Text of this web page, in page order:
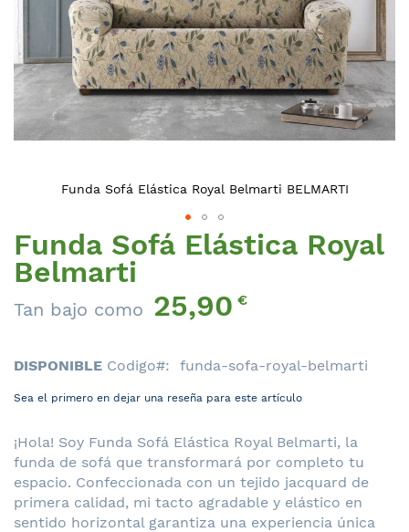
Funda Sofá Elástica Royal
Belmarti
Tan bajo como 25,90€
DISPONIBLE Codigo funda-sofa-royal-belmarti
Sea el primero en dejar una reseña para este artículo
¡Hola! Soy Funda Sofá Elástica Royal Belmarti, la
funda de sofá que transformará por completo tu
espacio. Confeccionada con un tejido jacquard de
primera calidad, mi tacto agradable y elástico en
sentido horizontal garantiza una experiencia única
Funda Sofá Elástica Royal Belmarti BELMARTI
Saltar
al
comienzo
de
la
de